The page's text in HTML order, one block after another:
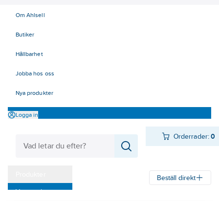
Om Ahlsell
Butiker
Hållbarhet
Jobba hos oss
Nya produkter
Logga in
Orderrader:0
Varumärken
Beställ direkt